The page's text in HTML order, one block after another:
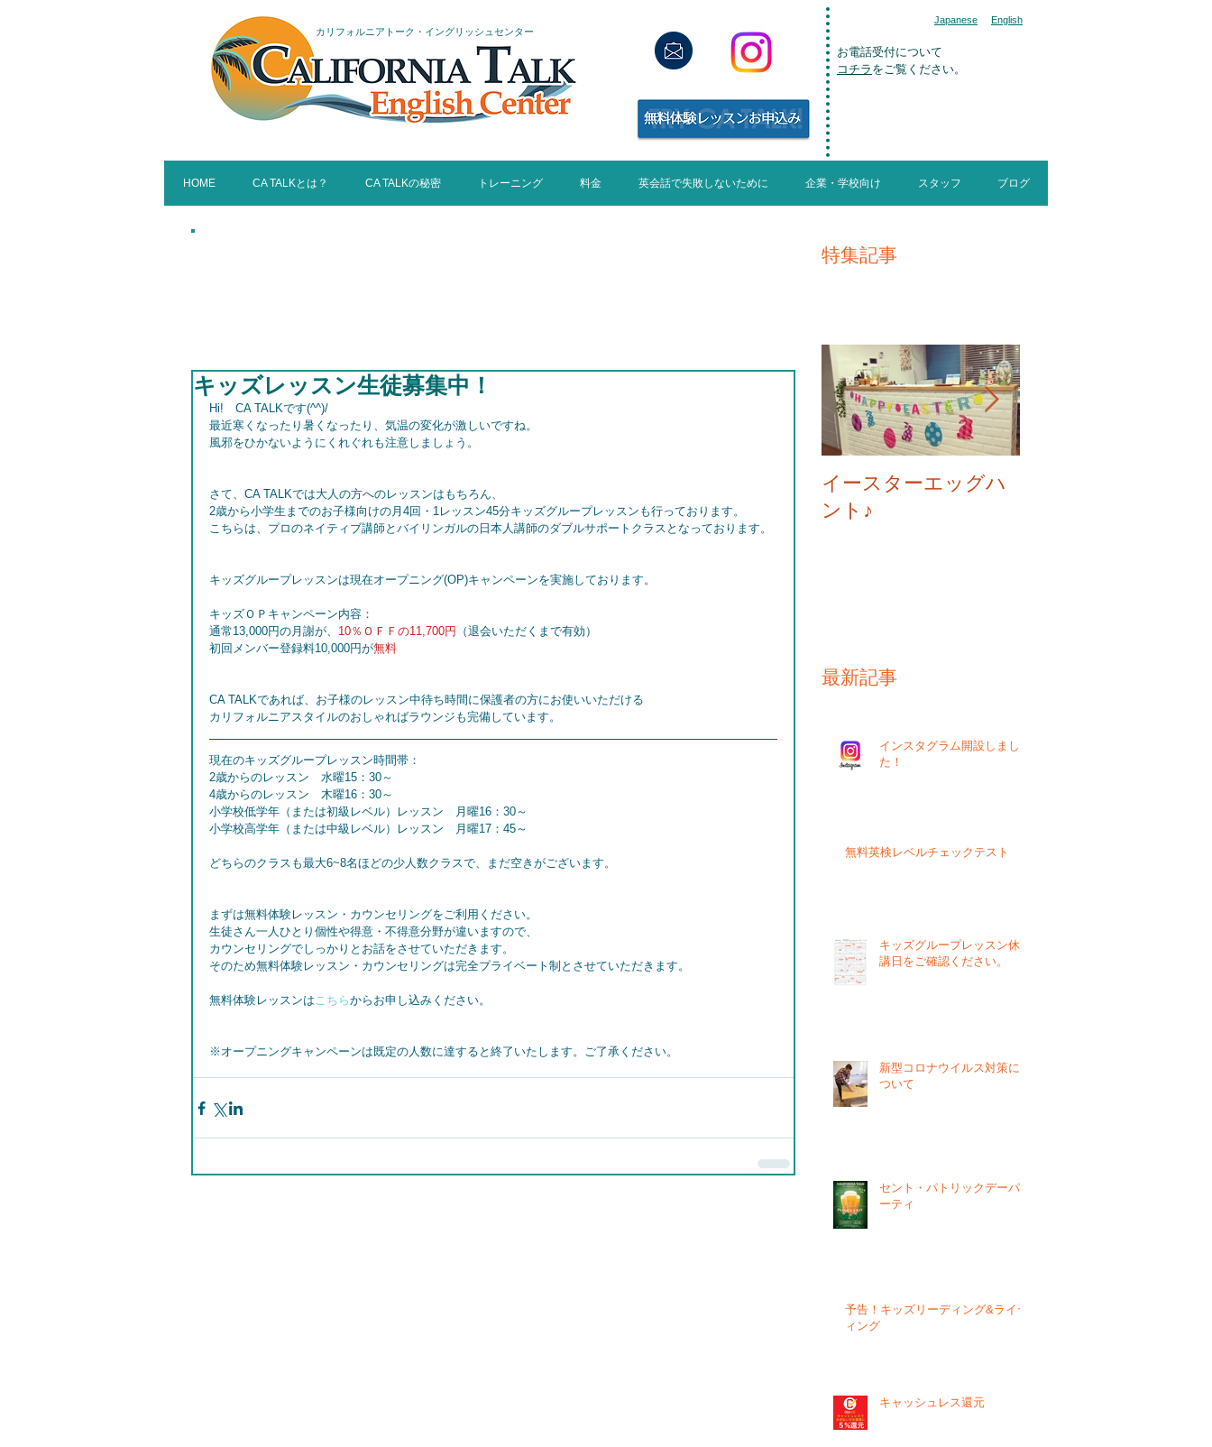
カリフォルニアトーク・イングリッシュセンター
お電話受付について
コチラをご覧ください。
Japanese English
HOME CA TALKとは？ CA TALKの秘密 トレーニング 料金 英会話で失敗しないために 企業・学校向け スタッフ ブログ
特集記事
キッズレッスン生徒募集中！
Hi!　CA TALKです(^^)/
最近寒くなったり暑くなったり、気温の変化が激しいですね。
風邪をひかないようにくれぐれも注意しましょう。
さて、CA TALKでは大人の方へのレッスンはもちろん、
2歳から小学生までのお子様向けの月4回・1レッスン45分キッズグループレッスンも行っております。
こちらは、プロのネイティブ講師とバイリンガルの日本人講師のダブルサポートクラスとなっております。
キッズグループレッスンは現在オープニング(OP)キャンペーンを実施しております。
キッズＯＰキャンペーン内容：
通常13,000円の月謝が、 10％ＯＦＦの11,700円
（退会いただくまで有効）
初回メンバー登録料10,000円が無料
CA TALKであれば、お子様のレッスン中待ち時間に保護者の方にお使いいただける
カリフォルニアスタイルのおしゃればラウンジも完備しています。
現在のキッズグループレッスン時間帯：
2歳からのレッスン　水曜15：30～
4歳からのレッスン　木曜16：30～
小学校低学年（または初級レベル）レッスン　月曜16：30～
小学校高学年（または中級レベル）レッスン　月曜17：45～
どちらのクラスも最大6~8名ほどの少人数クラスで、まだ空きがございます。
まずは無料体験レッスン・カウンセリングをご利用ください。
生徒さん一人ひとり個性や得意・不得意分野が違いますので、
カウンセリングでしっかりとお話をさせていただきます。
そのため無料体験レッスン・カウンセリングは完全プライベート制とさせていただきます。
無料体験レッスンはこちらからお申し込みください。
※オープニングキャンペーンは既定の人数に達すると終了いたします。ご了承ください。
イースターエッグハ
ント♪
最新記事
インスタグラム開設しまし
た！
無料英検レベルチェックテスト
キッズグループレッスン休
講日をご確認ください。
新型コロナウイルス対策に
ついて
セント・パトリックデーパ
ーティ
予告！キッズリーディング&ライテ
ィング
キャッシュレス還元